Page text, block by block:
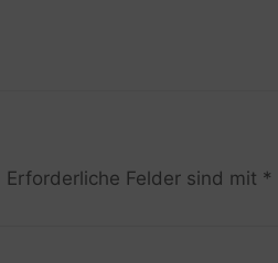
Erforderliche Felder sind mit *